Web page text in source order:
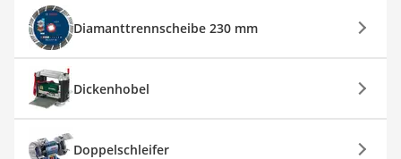
Diamanttrennscheibe 230 mm
Dickenhobel
Doppelschleifer